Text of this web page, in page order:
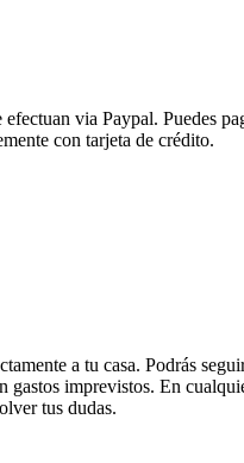
efectuan via Paypal. Puedes
con tarjeta de crédito.
a tu casa. Podrás
gastos imprevistos. En
tus dudas.